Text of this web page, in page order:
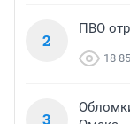
2
ПВО
18
3